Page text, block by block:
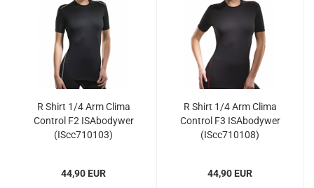
R Shirt 1/4 Arm Clima
Control F2 ISAbodywer
(IScc710103)
44,90 EUR
R Shirt 1/4 Arm Clima
Control F3 ISAbodywer
(IScc710108)
44,90 EUR